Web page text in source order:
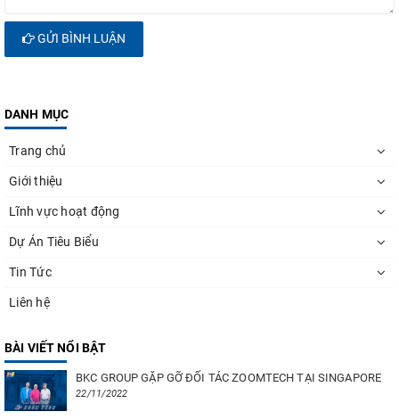
GỬI BÌNH LUẬN
DANH MỤC
Trang chủ
Giới thiệu
Lĩnh vực hoạt động
Dự Án Tiêu Biểu
Tin Tức
Liên hệ
BÀI VIẾT NỔI BẬT
BKC GROUP GẶP GỠ ĐỐI TÁC ZOOMTECH TẠI SINGAPORE
22/11/2022